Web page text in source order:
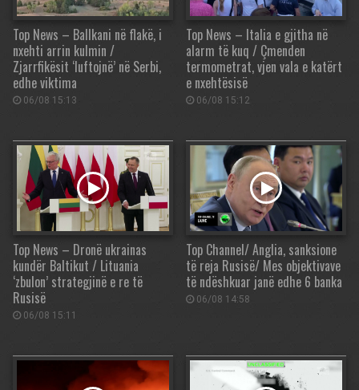
Top News – Ballkani në flakë, i
nxehti arrin kulmin /
Zjarrfikësit ‘luftojnë’ në Serbi,
edhe viktima
06/08 15:13
Top News – Italia e gjitha në
alarm të kuq / Çmenden
termometrat, vjen vala e katërt
e nxehtësisë
06/08 15:12
Top News – Dronë ukrainas
kundër Baltikut / Lituania
‘zbulon’ strategjinë e re të
Rusisë
06/08 15:11
Top Channel/ Anglia, sanksione
të reja Rusisë/ Mes objektivave
të ndëshkuar janë edhe 6 banka
06/08 14:58